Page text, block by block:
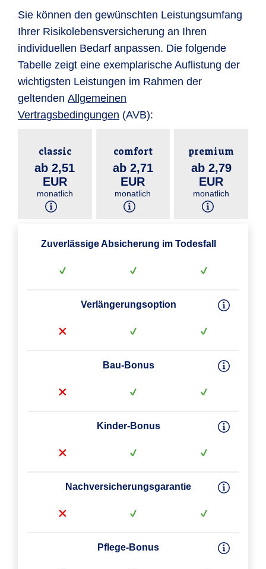
Sie können den gewünschten Leistungsumfang
Ihrer Risikolebensversicherung an Ihren
individuellen Bedarf anpassen. Die folgende
Tabelle zeigt eine exemplarische Auflistung der
wichtigsten Leistungen im Rahmen der
geltenden Allgemeinen
Vertragsbedingungen (AVB):
classic
ab 2,51
EUR
monatlich
comfort
ab 2,71
EUR
monatlich
premium
ab 2,79
EUR
monatlich
Zuverlässige Absicherung im Todesfall
Verlängerungsoption
Bau-Bonus
Kinder-Bonus
Nachversicherungsgarantie
Pflege-Bonus